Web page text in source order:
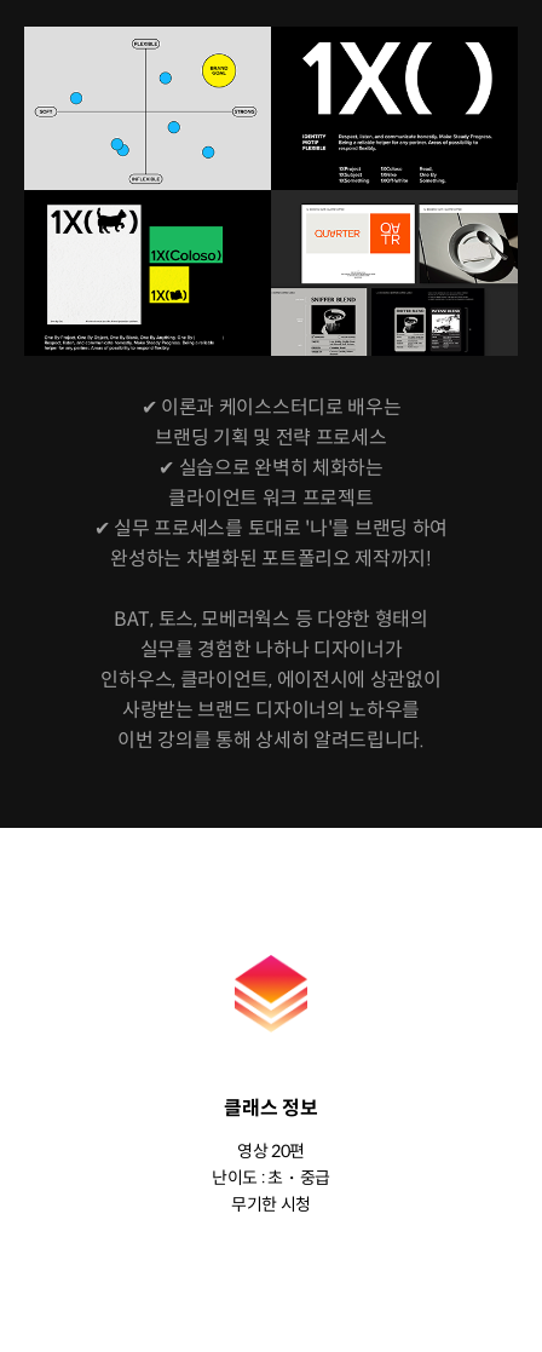
✔ 이론과 케이스스터디로 배우는
브랜딩 기획 및 전략 프로세스
✔ 실습으로 완벽히 체화하는
클라이언트 워크 프로젝트
✔ 실무 프로세스를 토대로 '나'를 브랜딩 하여
완성하는 차별화된 포트폴리오 제작까지!
BAT, 토스, 모베러웍스 등 다양한 형태의
실무를 경험한 나하나 디자이너가
인하우스, 클라이언트, 에이전시에 상관없이
사랑받는 브랜드 디자이너의 노하우를
이번 강의를 통해 상세히 알려드립니다.
클래스 정보
영상 20편
난이도 : 초・중급
무기한 시청